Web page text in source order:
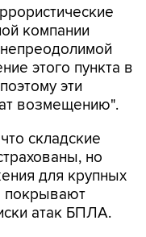
компании
этого пункта в
эти
возмещению".
складские
но
для крупных
покрывают
атак БПЛА.